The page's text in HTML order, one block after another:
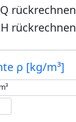
rückrechnen
rückrechnen
ρ [kg/m³]